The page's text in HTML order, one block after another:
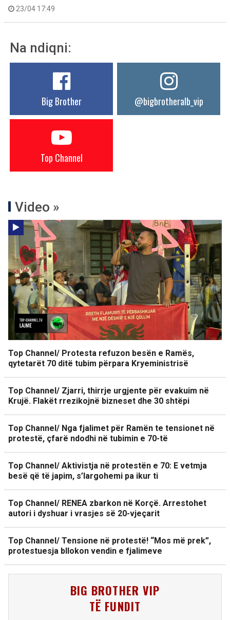
23/04 17:49
Na ndiqni:
Big Brother @bigbrotheralb_vip
Top Channel
Video »
Top Channel/ Protesta refuzon besën e Ramës,
qytetarët 70 ditë tubim përpara Kryeministrisë
Top Channel/ Zjarri, thirrje urgjente për evakuim në
Krujë. Flakët rrezikojnë bizneset dhe 30 shtëpi
Top Channel/ Nga fjalimet për Ramën te tensionet në
protestë, çfarë ndodhi në tubimin e 70-të
Top Channel/ Aktivistja në protestën e 70: E vetmja
besë që të japim, s’largohemi pa ikur ti
Top Channel/ RENEA zbarkon në Korçë. Arrestohet
autori i dyshuar i vrasjes së 20-vjeçarit
Top Channel/ Tensione në protestë! “Mos më prek”,
protestuesja bllokon vendin e fjalimeve
BIG BROTHER VIP
TË FUNDIT